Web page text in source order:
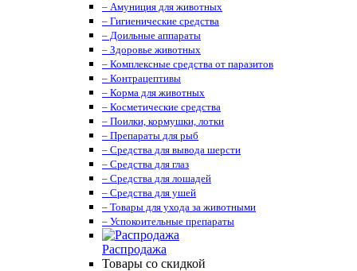
– Амуниция для животных
– Гигиенические средства
– Доильные аппараты
– Здоровье животных
– Комплексные средства от паразитов
– Контрацептивы
– Корма для животных
– Косметические средства
– Поилки, кормушки, лотки
– Препараты для рыб
– Средства для вывода шерсти
– Средства для глаз
– Средства для лошадей
– Средства для ушей
– Товары для ухода за животными
– Успокоительные препараты
Распродажа
Товары со скидкой